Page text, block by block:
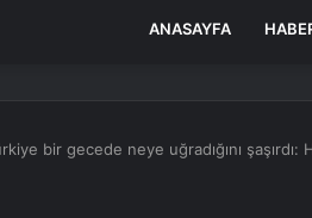
ANASAYFA
bir gecede neye uğradığını